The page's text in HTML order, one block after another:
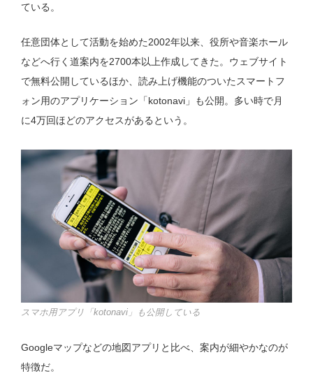
ている。
任意団体として活動を始めた2002年以来、役所や音楽ホール
などへ行く道案内を2700本以上作成してきた。ウェブサイト
で無料公開しているほか、読み上げ機能のついたスマートフ
ォン用のアプリケーション「kotonavi」も公開。多い時で月
に4万回ほどのアクセスがあるという。
スマホ用アプリ「kotonavi」も公開している
Googleマップなどの地図アプリと比べ、案内が細やかなのが
特徴だ。